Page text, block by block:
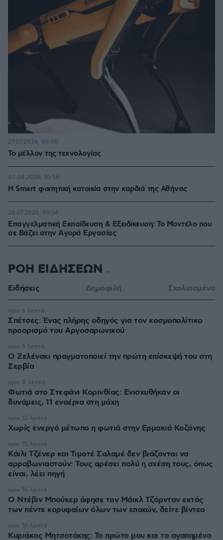
Το μέλλον της τεχνολογίας
27.07.2026, 06:00
Η Smart φοιτητική κατοικία στην καρδιά της Αθήνας
03.08.2026, 10:56
Επαγγελματική Εκπαίδευση & Εξειδίκευση: Το Mοντέλο που
σε Bάζει στην Aγορά Eργασίας
26.07.2026, 09:54
ΡΟΗ ΕΙΔΗΣΕΩΝ
Ειδήσεις Δημοφιλή Σχολιασμένα
Σπέτσες: Ένας πλήρης οδηγός για τον κοσμοπολίτικο
προορισμό του Αργοσαρωνικού
πριν 6 λεπτά
Ο Ζελένσκι πραγματοποιεί την πρώτη επίσκεψή του στη
Σερβία
πριν 6 λεπτά
Φωτιά στο Στεφάνι Κορινθίας: Ενισχυθήκαν οι
δυνάμεις, 11 εναέρια στη μάχη
πριν 8 λεπτά
Χωρίς ενεργό μέτωπο η φωτιά στην Ερμακιά Κοζάνης
πριν 12 λεπτά
Κάιλι Τζένερ και Τιμοτέ Σαλαμέ δεν βιάζονται να
αρραβωνιαστούν: Τους αρέσει πολύ η σχέση τους, όπως
είναι, λέει πηγή
πριν 15 λεπτά
Ο Ντέβιν Μπούκερ άφησε τον Μάικλ Τζόρνταν εκτός
των πέντε κορυφαίων όλων των εποχών, δείτε βίντεο
πριν 16 λεπτά
Κυριάκος Μητσοτάκης: Το πρώτο μου και το αγαπημένο
πριν 16 λεπτά